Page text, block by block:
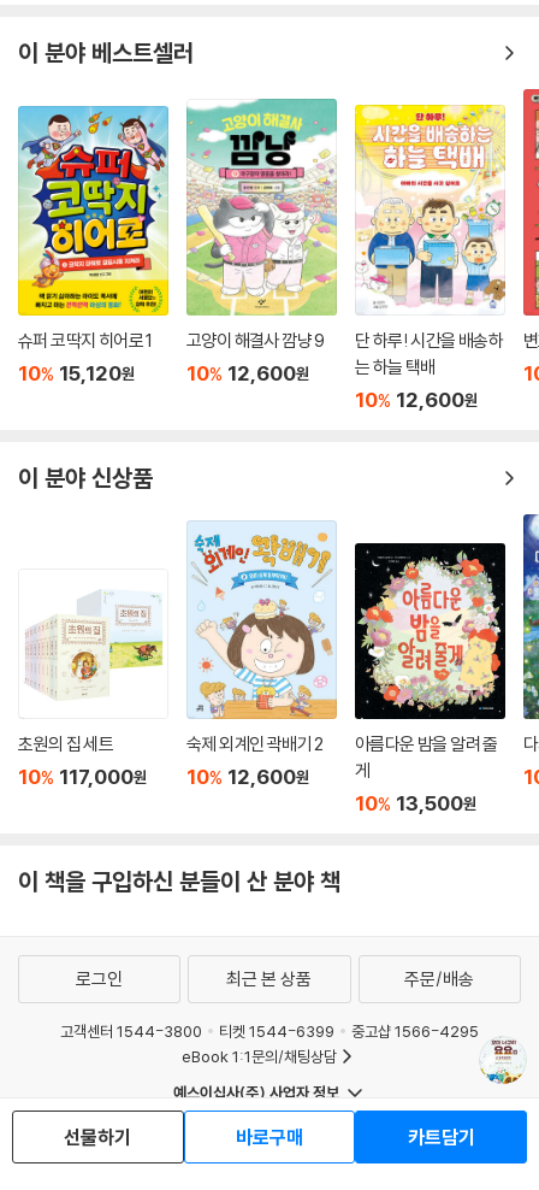
유년의 어린이는 타인의 평가와 기대를 인지하고 이를 바탕으로 자아를 형
성해 간다. 그러나 혼나지는 않을까 노심초사할 때, 자신을 칭찬해 준 사람
을 실망시키고 싶지 않은 마음이 불쑥 자라날 때 어린이는 때로 스스로 마
음을 해치기도 한다. 「싫어하면 어때」에서 요요는 엄마로부터 남들에게 싫
은 소리를 못 해 끙끙 앓는 ‘분홍 코 너구리 아가씨’ 이야기를 듣고 포실이
를 떠올린다. 너구리 아가씨 역시 포실이처럼 다른 사람의 부탁을 거절하
지 못해 속상해하지만, 문득 자신의 마음을 다치게 하면서까지 타인을 배
려할 필요가 없음을 알게 되고 마음이 가벼워진다.
포실이를 답답해하기만 하던 요요는 포실이에게 필요한 것이 ‘용기’라는
포실이뿐 아니라 독자의 어깨까지 사뿐히 토닥이며 뭉클한 여운을 남긴다.
요요와 친구들의 두 번째 이야기는 어린이 독자에게 소중한 격려가 되어
줄 것이다. “차돌멩이처럼 단단하고 반짝이는 마음”(「작가의 말」)을 키워
나가는 어린이 독자들의 곁에 『꼬마 너구리 요요 2』가 마음을 나누는 친구
로 오래 머무르기를 바란다.
이 분야 베스트셀러
슈퍼 코딱지 히어로 1
10% 15,120원
고양이 해결사 깜냥 9
10% 12,600원
단 하루! 시간을 배송하
는 하늘 택배
10% 12,600원
이 분야 신상품
초원의 집 세트
10% 117,000원
숙제 외계인 곽배기 2
10% 12,600원
아름다운 밤을 알려 줄
게
10% 13,500원
이 책을 구입하신 분들이 산 분야 책
선물하기 바로구매 카트담기
로그인 최근 본 상품 주문/배송
고객센터 1544-3800 티켓 1544-6399
중고샵 1566-4295
eBook 1:1문의/채팅상담
예스이십사(주) 사업자 정보
이용약관
개인정보처리방침
청소년보호정책
회사소개
거래처관계자께